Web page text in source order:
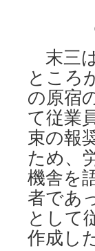
末三
ところ
の原宿
て従業
束の報
ため、
機舎を
者であ
として
作成し